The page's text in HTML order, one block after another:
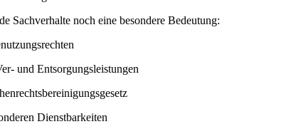
Sachverhalte noch eine besondere Bedeutung:
und Entsorgungsleistungen
Dienstbarkeiten